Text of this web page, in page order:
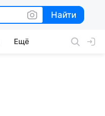
Найти
Найти
Ещё